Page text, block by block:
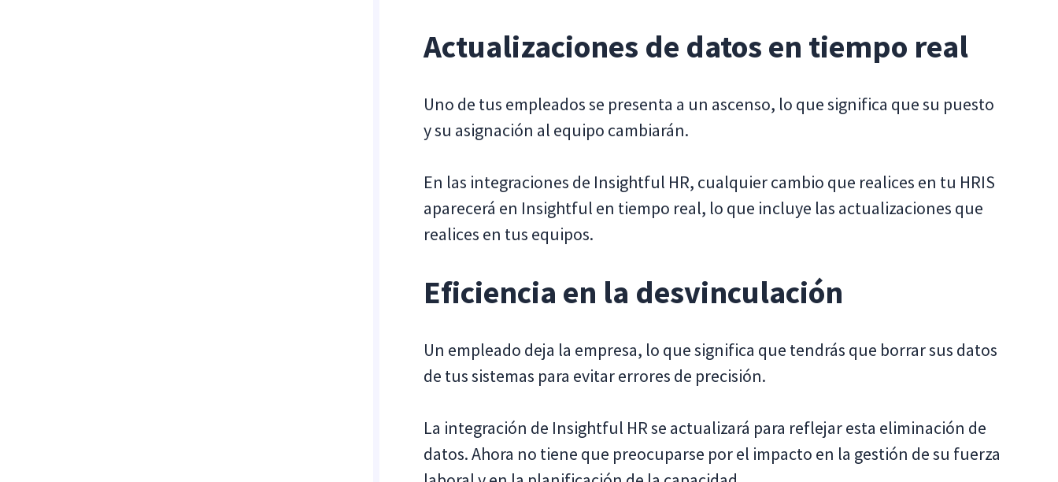
Actualizaciones de datos en tiempo real
Uno de tus empleados se presenta a un ascenso, lo que significa que su puesto
y su asignación al equipo cambiarán.
En las integraciones de Insightful HR, cualquier cambio que realices en tu HRIS
aparecerá en Insightful en tiempo real, lo que incluye las actualizaciones que
realices en tus equipos.
Eficiencia en la desvinculación
Un empleado deja la empresa, lo que significa que tendrás que borrar sus datos
de tus sistemas para evitar errores de precisión.
La integración de Insightful HR se actualizará para reflejar esta eliminación de
datos. Ahora no tiene que preocuparse por el impacto en la gestión de su fuerza